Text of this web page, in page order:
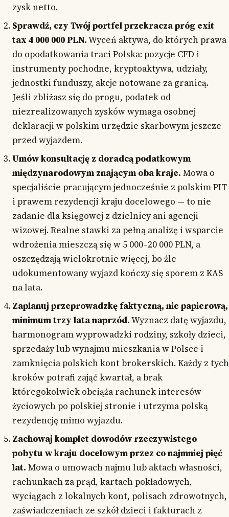
zysk netto.
Sprawdź, czy Twój portfel przekracza próg exit
tax 4 000 000 PLN.Wyceń aktywa, do których prawa
do opodatkowania traci Polska: pozycje CFD i
instrumenty pochodne, kryptoaktywa, udziały,
jednostki funduszy, akcje notowane za granicą.
Jeśli zbliżasz się do progu, podatek od
niezrealizowanych zysków wymaga osobnej
deklaracji w polskim urzędzie skarbowym jeszcze
przed wyjazdem.
Umów konsultację z doradcą podatkowym
międzynarodowym znającym oba kraje. Mowa o
specjaliście pracującym jednocześnie z polskim PIT
i prawem rezydencji kraju docelowego — to nie
zadanie dla księgowej z dzielnicy ani agencji
wizowej. Realne stawki za pełną analizę i wsparcie
wdrożenia mieszczą się w 5 000–20 000 PLN, a
oszczędzają wielokrotnie więcej, bo źle
udokumentowany wyjazd kończy się sporem z KAS
na lata.
Zaplanuj przeprowadzkę faktyczną, nie papierową,
minimum trzy lata naprzód.Wyznacz datę wyjazdu,
harmonogram wyprowadzki rodziny, szkoły dzieci,
sprzedaży lub wynajmu mieszkania w Polsce i
zamknięcia polskich kont brokerskich. Każdy z tych
kroków potrafi zająć kwartał, a brak
któregokolwiek obciąża rachunek interesów
życiowych po polskiej stronie i utrzyma polską
rezydencję mimo wyjazdu.
Zachowaj komplet dowodów rzeczywistego
pobytu w kraju docelowym przez co najmniej pięć
lat. Mowa o umowach najmu lub aktach własności,
rachunkach za prąd, kartach pokładowych,
wyciągach z lokalnych kont, polisach zdrowotnych,
zaświadczeniach ze szkół dzieci i fakturach z